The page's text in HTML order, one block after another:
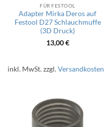
FÜR FESTOOL
Adapter Mirka Deros auf
Festool D27 Schlauchmuffe
(3D Druck)
13,00€
inkl. MwSt.zzgl.Versandkosten